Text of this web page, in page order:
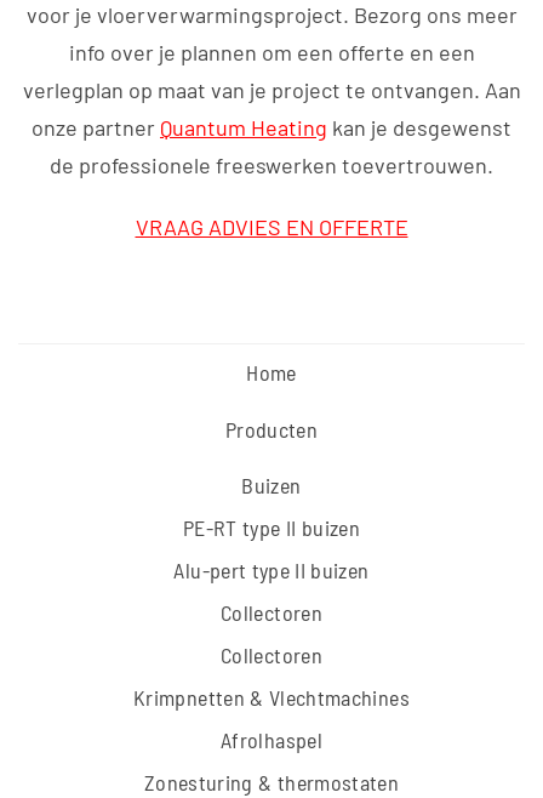
voor je vloerverwarmingsproject. Bezorg ons meer
info over je plannen om een offerte en een
verlegplan op maat van je project te ontvangen. Aan
onze partner Quantum Heating kan je desgewenst
de professionele freeswerken toevertrouwen.
VRAAG ADVIES EN OFFERTE
Home
Producten
Buizen
PE-RT type II buizen
Alu-pert type II buizen
Collectoren
Collectoren
Krimpnetten & Vlechtmachines
Afrolhaspel
Zonesturing & thermostaten